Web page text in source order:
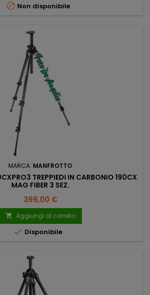
 Non disponibile
MARCA: MANFROTTO
TREPPIEDI IN CARBONIO 190CX
MAG FIBER 3 SEZ.
Prezzo
399,00 €
 Aggiungi al carrello
 Disponibile